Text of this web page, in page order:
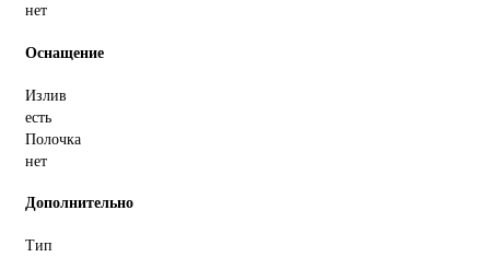
нет
Оснащение
Излив
есть
Полочка
нет
Дополнительно
Тип